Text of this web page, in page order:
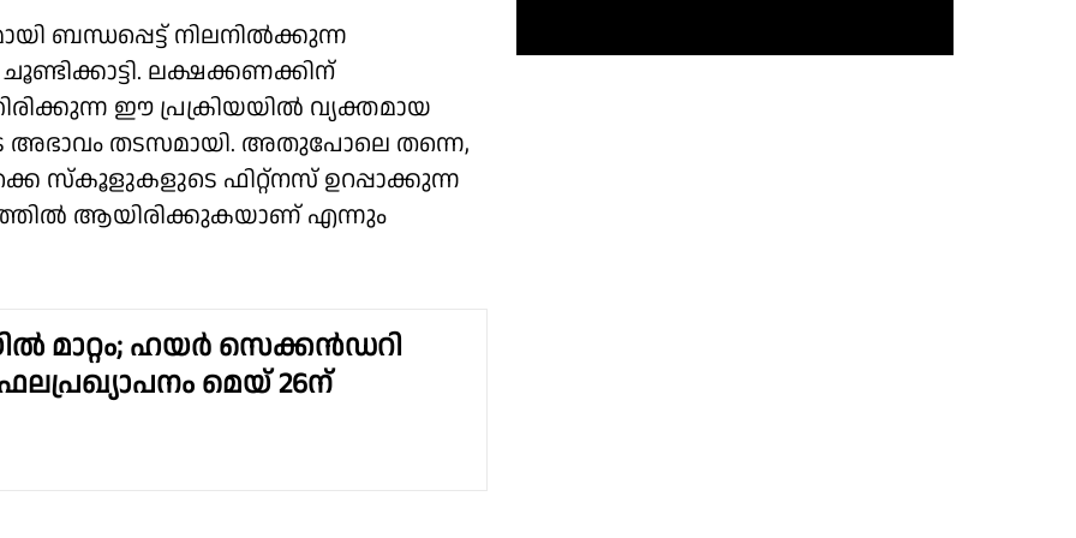
നിലനിൽക്കുന്ന
ലക്ഷക്കണക്കിന്
ഈ പ്രക്രിയയിൽ വ്യക്തമായ
അഭാവം തടസമായി. അതുപോലെ തന്നെ,
സ്കൂളുകളുടെ ഫിറ്റ്നസ് ഉറപ്പാക്കുന്ന
ആയിരിക്കുകയാണ് എന്നും
മാറ്റം; ഹയർ സെക്കൻഡറി
മെയ് 26ന്